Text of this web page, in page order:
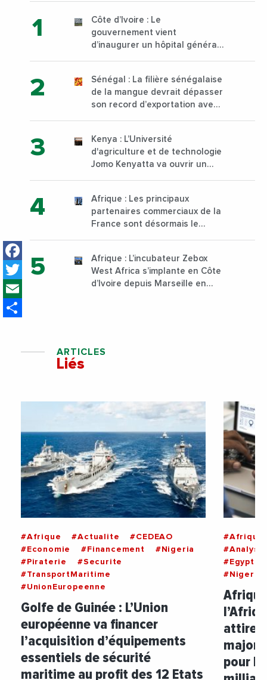
Facebook
Twitter
Côte d’Ivoire : Le
gouvernement vient
d’inaugurer un hôpital général
Sénégal : La filière sénégalaise
de la mangue devrait dépasser
son record d’exportation avec
Kenya : L’Université
d'agriculture et de technologie
Jomo Kenyatta va ouvrir un
sur son campus de Karen à
Nairobi dès janvier 2023
Afrique : Les principaux
partenaires commerciaux de la
France sont désormais le
Afrique : L’incubateur Zebox
West Africa s’implante en Côte
d’Ivoire depuis Marseille en
ARTICLES
Liés
#Afrique #Actualite
#CEDEAO
#Economie
#Financement
#Nigeria
#Piraterie
#Securite
#TransportMaritime
#UnionEuropeenne
Golfe de Guinée : L’Union
européenne va financer
l’acquisition d’équipements
essentiels de sécurité
maritime au profit des 12 Etats
#Afrique
#Egypte
#Nigeria
pour